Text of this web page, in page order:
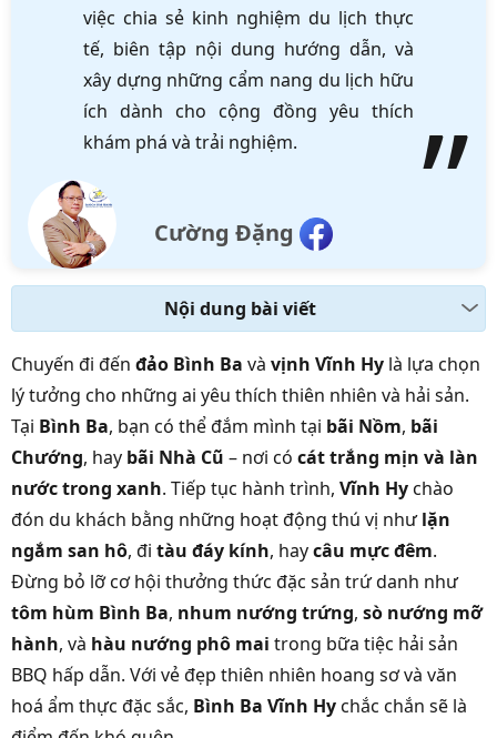
việc chia sẻ kinh nghiệm du lịch thực
tế, biên tập nội dung hướng dẫn, và
xây dựng những cẩm nang du lịch hữu
ích dành cho cộng đồng yêu thích
khám phá và trải nghiệm.
Cường Đặng
Nội dung bài viết
Chuyến đi đến đảo Bình Ba và vịnh Vĩnh Hy là lựa chọn
lý tưởng cho những ai yêu thích thiên nhiên và hải sản.
Tại Bình Ba, bạn có thể đắm mình tại bãi Nồm, bãi
Chướng, hay bãi Nhà Cũ – nơi có cát trắng mịn và làn
nước trong xanh. Tiếp tục hành trình, Vĩnh Hychào
đón du khách bằng những hoạt động thú vị nhưlặn
ngắm san hô, đi tàu đáy kính, haycâu mực đêm.
Đừng bỏ lỡ cơ hội thưởng thức đặc sản trứ danh như
tôm hùm Bình Ba, nhum nướng trứng, sò nướng mỡ
hành, và hàu nướng phô mai trong bữa tiệc hải sản
BBQ hấp dẫn. Với vẻ đẹp thiên nhiên hoang sơ và văn
hoá ẩm thực đặc sắc, Bình Ba Vĩnh Hychắc chắn sẽ là